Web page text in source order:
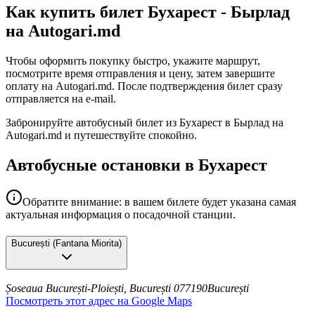
Как купить билет Бухарест - Бырлад
на Autogari.md
Чтобы оформить покупку быстро, укажите маршрут,
посмотрите время отправления и цену, затем завершите
оплату на Autogari.md. После подтверждения билет сразу
отправляется на e-mail.
Забронируйте автобусный билет из Бухарест в Бырлад на
Autogari.md и путешествуйте спокойно.
Автобусные остановки в Бухарест
Обратите внимание: в вашем билете будет указана самая
актуальная информация о посадочной станции.
București (Fantana Miorita)
Șoseaua București-Ploiești, București 077190București
Посмотреть этот адрес на Google Maps